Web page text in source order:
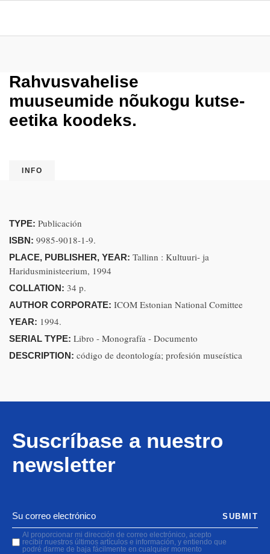
Rahvusvahelise
muuseumide nõukogu kutse-
eetika koodeks.
INFO
TYPE: Publicación
ISBN: 9985-9018-1-9.
PLACE, PUBLISHER, YEAR: Tallinn : Kultuuri- ja
Haridusministeerium, 1994
COLLATION: 34 p.
AUTHOR CORPORATE: ICOM Estonian National Comittee
YEAR: 1994.
SERIAL TYPE: Libro - Monografía - Documento
DESCRIPTION: código de deontología; profesión museística
Suscríbase a nuestro
newsletter
Al proporcionar mi dirección de correo electrónico, acepto
recibir nuestros últimos artículos e información, y entiendo que
podré darme de baja fácilmente en cualquier momento
SUBMIT